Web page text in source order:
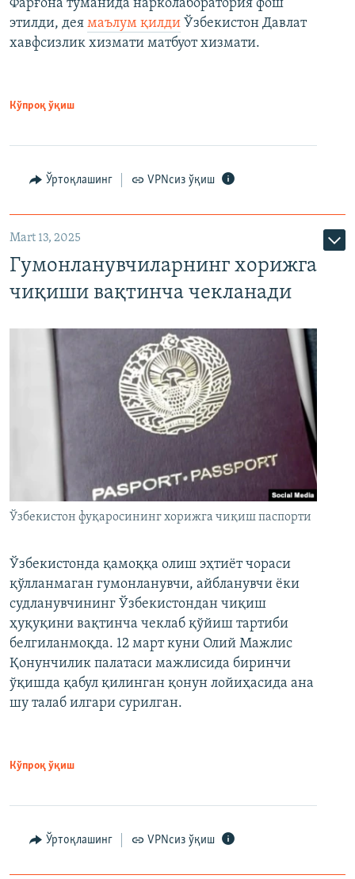
Фарғона туманида нарколаборатория фош
этилди, дея маълум қилди Ўзбекистон Давлат
хавфсизлик хизмати матбуот хизмати.
Кўпроқ ўқиш
Ўртоқлашинг VPNсиз ўқиш
Mart 13, 2025
Гумонланувчиларнинг хорижга
чиқиши вақтинча чекланади
Ўзбекистон фуқаросининг хорижга чиқиш паспорти
Ўзбекистонда қамоққа олиш эҳтиёт чораси
қўлланмаган гумонланувчи, айбланувчи ёки
судланувчининг Ўзбекистондан чиқиш
ҳуқуқини вақтинча чеклаб қўйиш тартиби
белгиланмоқда. 12 март куни Олий Мажлис
Қонунчилик палатаси мажлисида биринчи
ўқишда қабул қилинган қонун лойиҳасида ана
шу талаб илгари сурилган.
Кўпроқ ўқиш
Ўртоқлашинг VPNсиз ўқиш